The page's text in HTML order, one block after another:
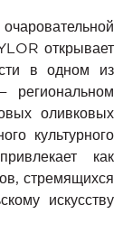
открывает
в одном из
региональном
оливковых
культурного
как
стремящихся
искусству